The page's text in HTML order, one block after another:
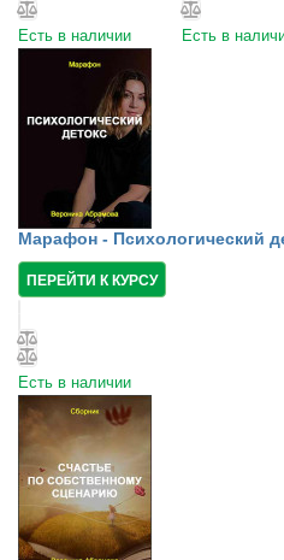
Есть в наличии Есть в
Марафон - Психологический
ПЕРЕЙТИ К КУРСУ
Есть в наличии